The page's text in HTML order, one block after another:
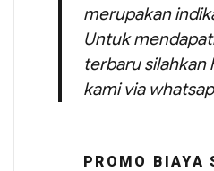
merupakan
Untuk
terbaru silahkan
kami via
PROMO BIAYA